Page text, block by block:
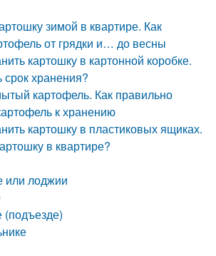
зимой в квартире. Как
от грядки и… до весны
картошку в картонной коробке.
срок хранения?
картофель. Как правильно
к хранению
картошку в пластиковых ящиках.
в квартире?
или лоджии
(подъезде)